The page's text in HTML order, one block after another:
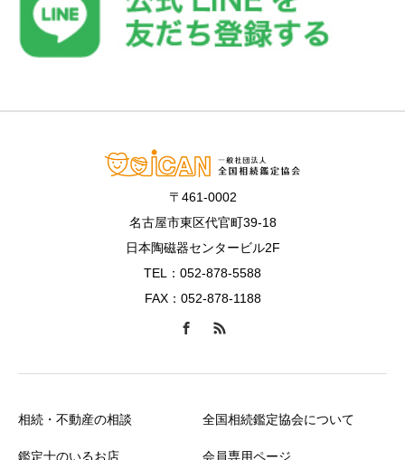
〒461-0002
名古屋市東区代官町39-18
日本陶磁器センタービル2F
TEL：052-878-5588
FAX：052-878-1188
相続・不動産の相談
鑑定士のいるお店
全国相続鑑定協会について
会員専用ページ